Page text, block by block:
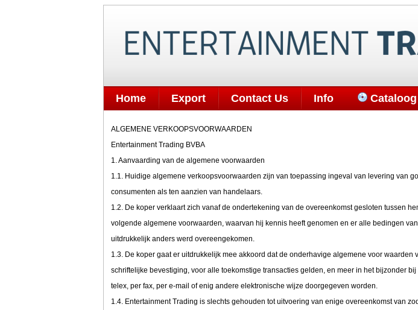
Home Export Contact Us Info Cataloog
ALGEMENE VERKOOPSVOORWAARDEN
Entertainment Trading BVBA
1. Aanvaarding van de algemene voorwaarden
1.1. Huidige algemene verkoopsvoorwaarden zijn van toepassing ingeval van levering van
consumenten als ten aanzien van handelaars.
1.2. De koper verklaart zich vanaf de ondertekening van de overeenkomst gesloten tussen
volgende algemene voorwaarden, waarvan hij kennis heeft genomen en er alle bedingen
uitdrukkelijk anders werd overeengekomen.
1.3. De koper gaat er uitdrukkelijk mee akkoord dat de onderhavige algemene voor waarden
schriftelijke bevestiging, voor alle toekomstige transacties gelden, en meer in het bijzonder
telex, per fax, per e-mail of enig andere elektronische wijze doorgegeven worden.
1.4. Entertainment Trading is slechts gehouden tot uitvoering van enige overeenkomst van